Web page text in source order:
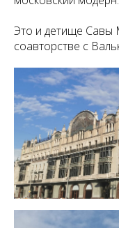
Это и детище Савы
соавторстве с